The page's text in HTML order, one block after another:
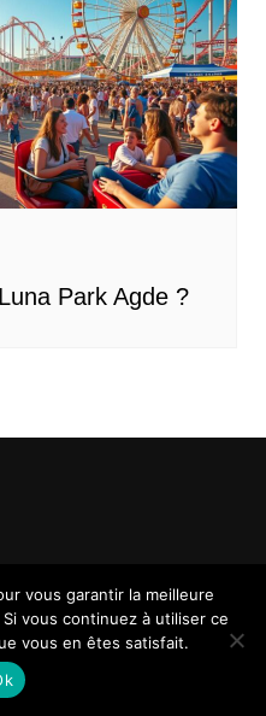
Park Agde ?
vous garantir la meilleure
vous continuez à utiliser ce
vous en êtes satisfait.